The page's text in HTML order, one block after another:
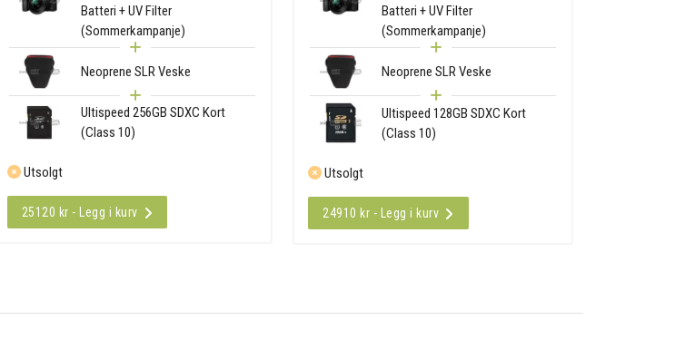
Batteri + UV Filter
(Sommerkampanje)
Neoprene SLR Veske
Ultispeed 256GB SDXC Kort
(Class 10)
Utsolgt
25120 kr - Legg i kurv
Batteri + UV Filter
(Sommerkampanje)
Neoprene SLR Veske
Ultispeed 128GB SDXC Kort
(Class 10)
Utsolgt
24910 kr - Legg i kurv